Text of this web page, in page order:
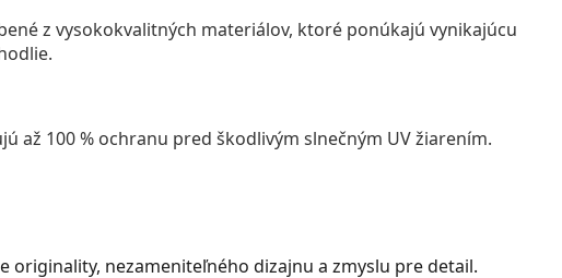
z vysokokvalitných materiálov, ktoré ponúkajú vynikajúcu
až 100 % ochranu pred škodlivým slnečným UV žiarením.
originality, nezameniteľného dizajnu a zmyslu pre detail.